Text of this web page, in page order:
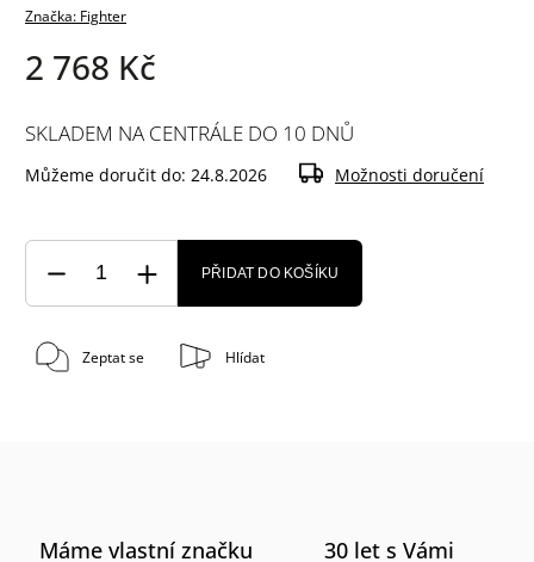
Značka: Fighter
2 768 Kč
SKLADEM NA CENTRÁLE DO 10 DNŮ
Můžeme doručit do: 24.8.2026 Možnosti doručení
PŘIDAT DO KOŠÍKU
Zeptat se Hlídat
Máme vlastní značku 30 let s Vámi